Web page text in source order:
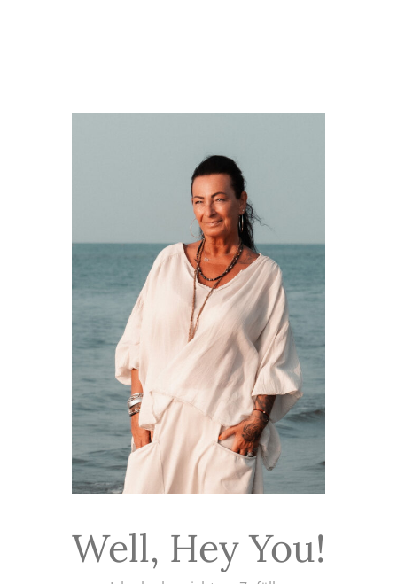
Well, Hey You!